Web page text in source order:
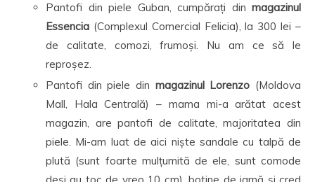
Pantofi din piele Guban, cumpărați din magazinul
Essencia (Complexul Comercial Felicia), la 300 lei –
de calitate, comozi, frumoși. Nu am ce să le
reproșez.
Pantofi din piele din magazinul Lorenzo (Moldova
Mall, Hala Centrală) – mama mi-a arătat acest
magazin, are pantofi de calitate, majoritatea din
piele. Mi-am luat de aici niște sandale cu talpă de
plută (sunt foarte mulțumită de ele, sunt comode